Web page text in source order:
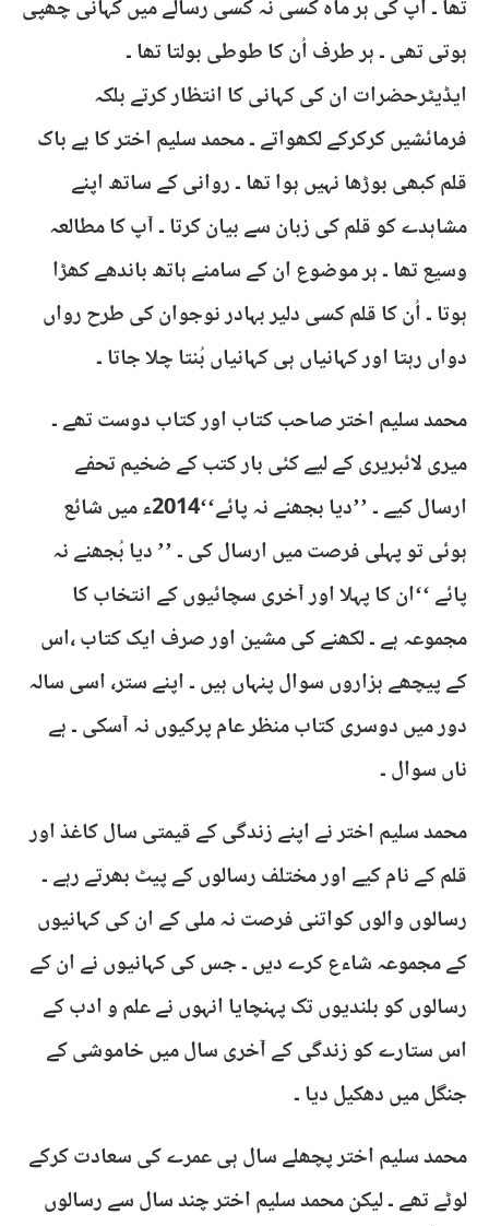
تھا ۔ آپ کی ہر ماہ کسی نہ کسی رسالے میں کہانی چھپی
ہوتی تھی ۔ ہر طرف اُن کا طوطی بولتا تھا ۔
ایڈیٹرحضرات ان کی کہانی کا انتظار کرتے بلکہ
فرمائشیں کرکرکے لکھواتے ۔ محمد سلیم اختر کا بے باک
قلم کبھی بوڑھا نہیں ہوا تھا ۔ روانی کے ساتھ اپنے
مشاہدے کو قلم کی زبان سے بیان کرتا ۔ آپ کا مطالعہ
وسیع تھا ۔ ہر موضوع ان کے سامنے ہاتھ باندھے کھڑا
ہوتا ۔ اُن کا قلم کسی دلیر بہادر نوجوان کی طرح رواں
دواں رہتا اور کہانیاں ہی کہانیاں بُنتا چلا جاتا ۔
محمد سلیم اختر صاحب کتاب اور کتاب دوست تھے ۔
میری لائبریری کے لیے کئی بار کتب کے ضخیم تحفے
ارسال کیے ۔ ’’دیا بجھنے نہ پائے‘‘2014ء میں شائع
ہوئی تو پہلی فرصت میں ارسال کی ۔ ’’ دیا بُجھنے نہ
پائے ‘‘ان کا پہلا اور آخری سچائیوں کے انتخاب کا
مجموعہ ہے ۔ لکھنے کی مشین اور صرف ایک کتاب ،اس
کے پیچھے ہزاروں سوال پنہاں ہیں ۔ اپنے ستر، اسی سالہ
دور میں دوسری کتاب منظر عام پرکیوں نہ آسکی ۔ ہے
ناں سوال ۔
محمد سلیم اختر نے اپنے زندگی کے قیمتی سال کاغذ اور
قلم کے نام کیے اور مختلف رسالوں کے پیٹ بھرتے رہے ۔
رسالوں والوں کواتنی فرصت نہ ملی کے ان کی کہانیوں
کے مجموعہ شاءع کرے دیں ۔ جس کی کہانیوں نے ان کے
رسالوں کو بلندیوں تک پہنچایا انہوں نے علم و ادب کے
اس ستارے کو زندگی کے آخری سال میں خاموشی کے
جنگل میں دھکیل دیا ۔
محمد سلیم اختر پچھلے سال ہی عمرے کی سعادت کرکے
لوٹے تھے ۔ لیکن محمد سلیم اختر چند سال سے رسالوں